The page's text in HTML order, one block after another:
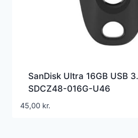
SanDisk Ultra 16GB USB
SDCZ48-016G-U46
45,00 kr.